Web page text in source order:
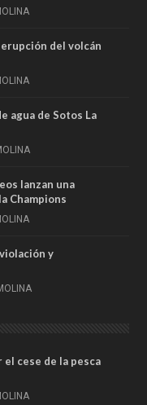
del volcán
agua de Sotos La
lanzan una
Champions
y
el cese de la pesca